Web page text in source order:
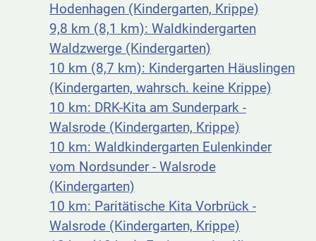
Hodenhagen (Kindergarten, Krippe)
9,8 km (8,1 km): Waldkindergarten
Waldzwerge (Kindergarten)
10 km (8,7 km): Kindergarten Häuslingen
(Kindergarten, wahrsch. keine Krippe)
10 km: DRK-Kita am Sunderpark -
Walsrode (Kindergarten, Krippe)
10 km: Waldkindergarten Eulenkinder
vom Nordsunder - Walsrode
(Kindergarten)
10 km: Paritätische Kita Vorbrück -
Walsrode (Kindergarten, Krippe)